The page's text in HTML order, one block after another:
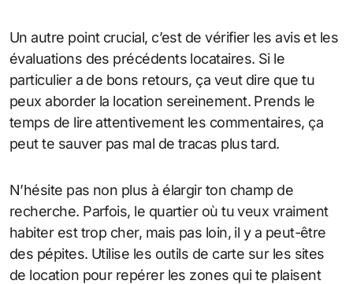
Un autre point crucial, c’est de vérifier les avis et les
évaluations des précédents locataires. Si le
particulier a de bons retours, ça veut dire que tu
peux aborder la location sereinement. Prends le
temps de lire attentivement les commentaires, ça
peut te sauver pas mal de tracas plus tard.
N’hésite pas non plus à élargir ton champ de
recherche. Parfois, le quartier où tu veux vraiment
habiter est trop cher, mais pas loin, il y a peut-être
des pépites. Utilise les outils de carte sur les sites
de location pour repérer les zones qui te plaisent